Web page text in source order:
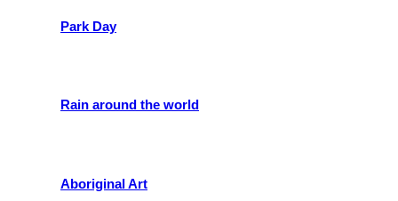
Park Day
Rain around the world
Aboriginal Art